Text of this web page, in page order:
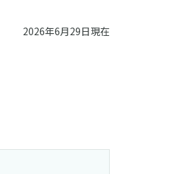
2026年6月29日現在